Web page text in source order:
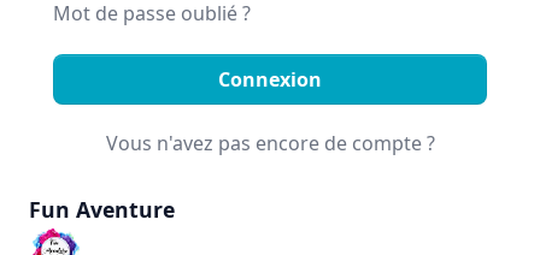
Mot de passe oublié ?
Connexion
Vous n'avez pas encore de compte ?
Fun Aventure